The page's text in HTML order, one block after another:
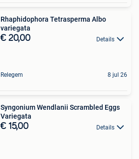
Rhaphidophora Tetrasperma Albo
variegata
€ 20,00 Details
Relegem 8 jul 26
Syngonium Wendlanii Scrambled Eggs
Variegata
€ 15,00 Details